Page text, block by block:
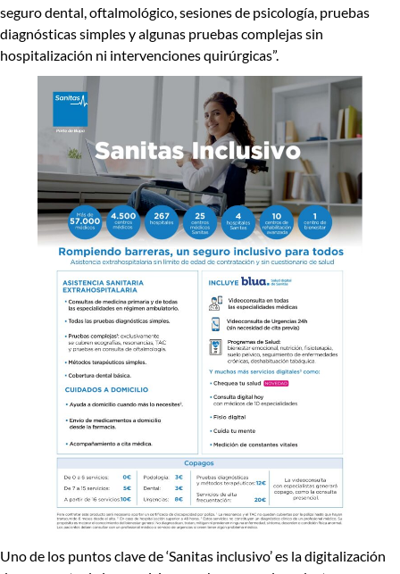
seguro dental, oftalmológico, sesiones de psicología, pruebas
diagnósticas simples y algunas pruebas complejas sin
hospitalización ni intervenciones quirúrgicas”.
Uno de los puntos clave de‘Sanitas inclusivo’es ladigitalización